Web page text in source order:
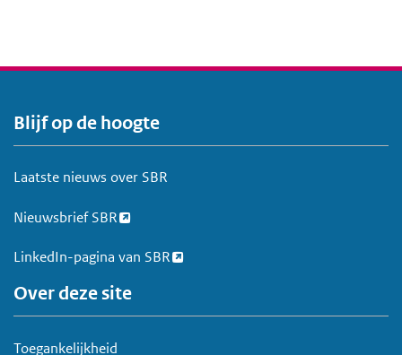
V
o
e
Blijf op de hoogte
Laatste nieuws over SBR
Nieuwsbrief SBR
LinkedIn-pagina van SBR
Over deze site
Toegankelijkheid